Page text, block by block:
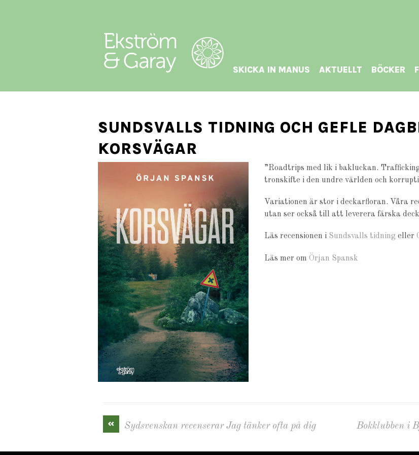
SKICKA IN MANUS AKTUELLT BÖCKER
SUNDSVALLS TIDNING OCH GEFLE
KORSVÄGAR
”Roadtrips med lik i bakluckan.
tronskifte i den undre världen och
Variationen är stor i deckarfloran. Våra
utan ser också till att leverera färska
Läs recensionen i Sundsvalls tidning eller
Läs mer om Örjan Spansk
« Sydsvenskan recenserar Jag tänker ofta på dig Bokklubben i